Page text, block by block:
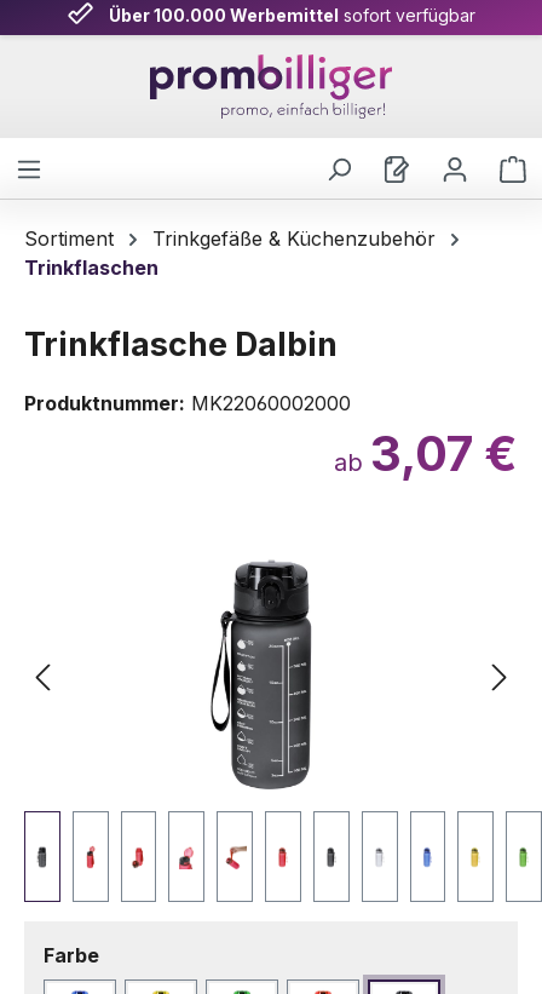
Zum Hauptinhalt springen
Über 100.000 Werbemittel sofort verfügbar
Sortiment
Trinkgefäße & Küchenzubehör
Trinkflaschen
Trinkflasche Dalbin
Produktnummer: MK22060002000
ab 3,07 €
Farbeauswählen